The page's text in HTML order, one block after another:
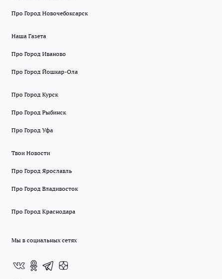
Про Город Новочебоксарск
Наша Газета
Про Город Иваново
Про Город Йошкар-Ола
Про Город Курск
Про Город Рыбинск
Про Город Уфа
Твои Новости
Про Город Ярославль
Про Город Владивосток
Про Город Краснодара
Мы в социальных сетях